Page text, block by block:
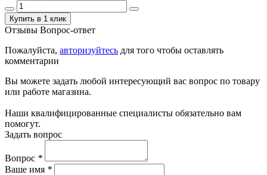
Купить в 1 клик
Отзывы Вопрос-ответ
Пожалуйста, авторизуйтесь для того чтобы оставлять
комментарии
Вы можете задать любой интересующий вас вопрос по товару
или работе магазина.
Наши квалифицированные специалисты обязательно вам
помогут.
Задать вопрос
Вопрос *
Ваше имя *